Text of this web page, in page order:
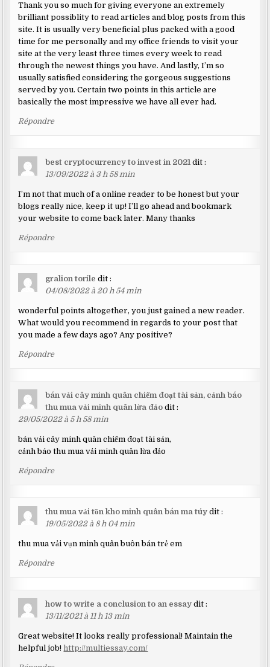
Thank you so much for giving everyone an extremely
brilliant possiblity to read articles and blog posts from this
site. It is usually very beneficial plus packed with a good
time for me personally and my office friends to visit your
site at the very least three times every week to read
through the newest things you have. And lastly, I’m so
usually satisfied considering the gorgeous suggestions
served by you. Certain two points in this article are
basically the most impressive we have all ever had.
Répondre
best cryptocurrency to invest in 2021 dit :
13/09/2022 à 3 h 58 min
I’m not that much of a online reader to be honest but your
blogs really nice, keep it up! I’ll go ahead and bookmark
your website to come back later. Many thanks
Répondre
gralion torile dit :
04/08/2022 à 20 h 54 min
wonderful points altogether, you just gained a new reader.
What would you recommend in regards to your post that
you made a few days ago? Any positive?
Répondre
bán vải cây minh quân chiếm đoạt tài sản, cảnh báo
thu mua vải minh quân lừa đảo dit :
29/05/2022 à 5 h 58 min
bán vải cây minh quân chiếm đoạt tài sản,
cảnh báo thu mua vải minh quân lừa đảo
Répondre
thu mua vải tồn kho minh quân bán ma túy dit :
19/05/2022 à 8 h 04 min
thu mua vải vụn minh quân buôn bán trẻ em
Répondre
how to write a conclusion to an essay dit :
13/11/2021 à 11 h 13 min
Great website! It looks really professional! Maintain the
helpful job! http://multiessay.com/